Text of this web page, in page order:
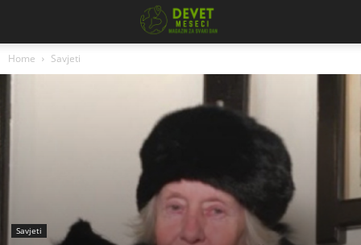
Home Savjeti
Savjeti